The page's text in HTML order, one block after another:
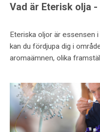
Vad är Eterisk olja
Eteriska oljor är essensen
kan du fördjupa dig i
aromaämnen, olika